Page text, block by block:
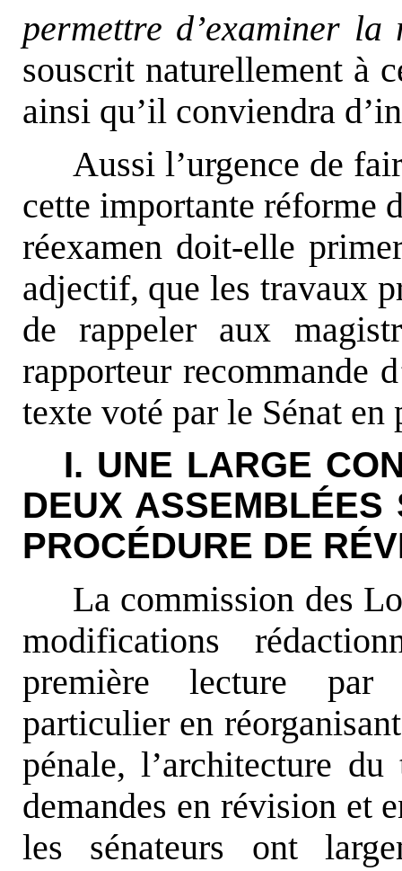
permettre d’examiner la
souscrit naturellement à
ainsi qu’il conviendra
Aussi l’urgence de
cette importante réforme
réexamen doit-elle
adjectif, que les travaux
de rappeler aux
rapporteur recommande
texte voté par le Sénat en
I. UNE LARGE
DEUX
PROCÉDURE DE
La commission des
modifications
première lecture par
particulier en
pénale, l’architecture
demandes en révision et
les sénateurs ont